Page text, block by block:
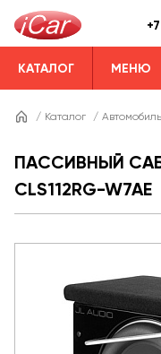
КАТАЛОГ МЕНЮ
/ Каталог /
ПАССИВНЫЙ
CLS112RG-W7AE